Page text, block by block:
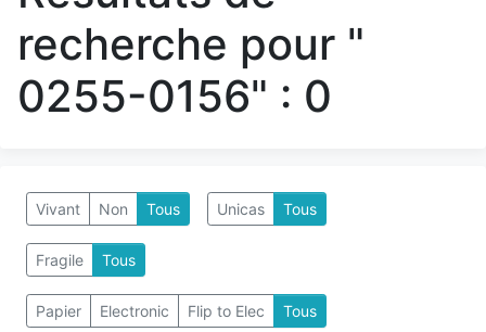
recherche pour "
0255-0156" : 0
Vivant Non Tous Unicas Tous
Fragile Tous
Papier Electronic Flip to Elec Tous